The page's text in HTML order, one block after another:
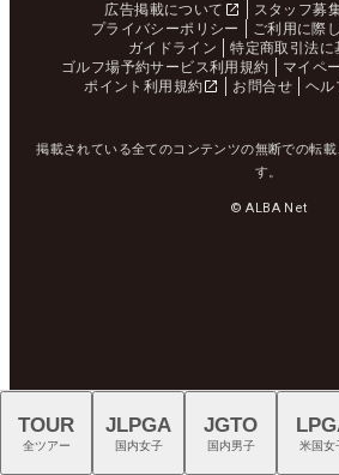
広告掲載について スタッフ募
プライバシーポリシー
ご利用に際
ガイドライン
特定商取引法に
ゴルフ場予約サービス利用規約
マイペ
ポイント利用規約
お問合せ ヘル
掲載されている全てのコンテンツの無断での転
す。
© ALBA Net
TOUR
全ツアー
JLPGA
国内女子
JGTO
国内男子 米国女